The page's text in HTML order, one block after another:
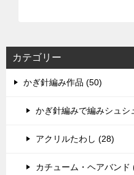
カテゴリー
かぎ針編み作品 (50)
かぎ針編みで編みシュシ
アクリルたわし (28)
カチューム・ヘアバンド